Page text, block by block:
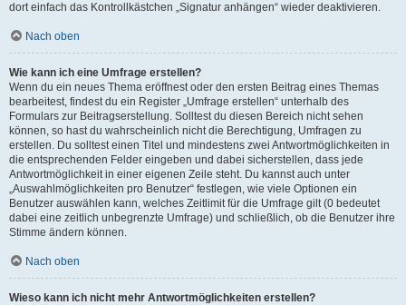
dort einfach das Kontrollkästchen „Signatur anhängen“ wieder deaktivieren.
Nach oben
Wie kann ich eine Umfrage erstellen?
Wenn du ein neues Thema eröffnest oder den ersten Beitrag eines Themas
bearbeitest, findest du ein Register „Umfrage erstellen“ unterhalb des
Formulars zur Beitragserstellung. Solltest du diesen Bereich nicht sehen
können, so hast du wahrscheinlich nicht die Berechtigung, Umfragen zu
erstellen. Du solltest einen Titel und mindestens zwei Antwortmöglichkeiten in
die entsprechenden Felder eingeben und dabei sicherstellen, dass jede
Antwortmöglichkeit in einer eigenen Zeile steht. Du kannst auch unter
„Auswahlmöglichkeiten pro Benutzer“ festlegen, wie viele Optionen ein
Benutzer auswählen kann, welches Zeitlimit für die Umfrage gilt (0 bedeutet
dabei eine zeitlich unbegrenzte Umfrage) und schließlich, ob die Benutzer ihre
Stimme ändern können.
Nach oben
Wieso kann ich nicht mehr Antwortmöglichkeiten erstellen?